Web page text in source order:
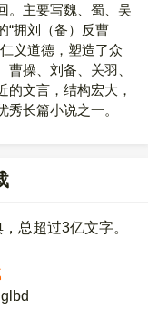
。主要写魏、蜀、吴
“拥刘（备）反曹
义道德，塑造了众
操、刘备、关羽、
的文言，结构宏大，
长篇小说之一。
总超过3亿文字。